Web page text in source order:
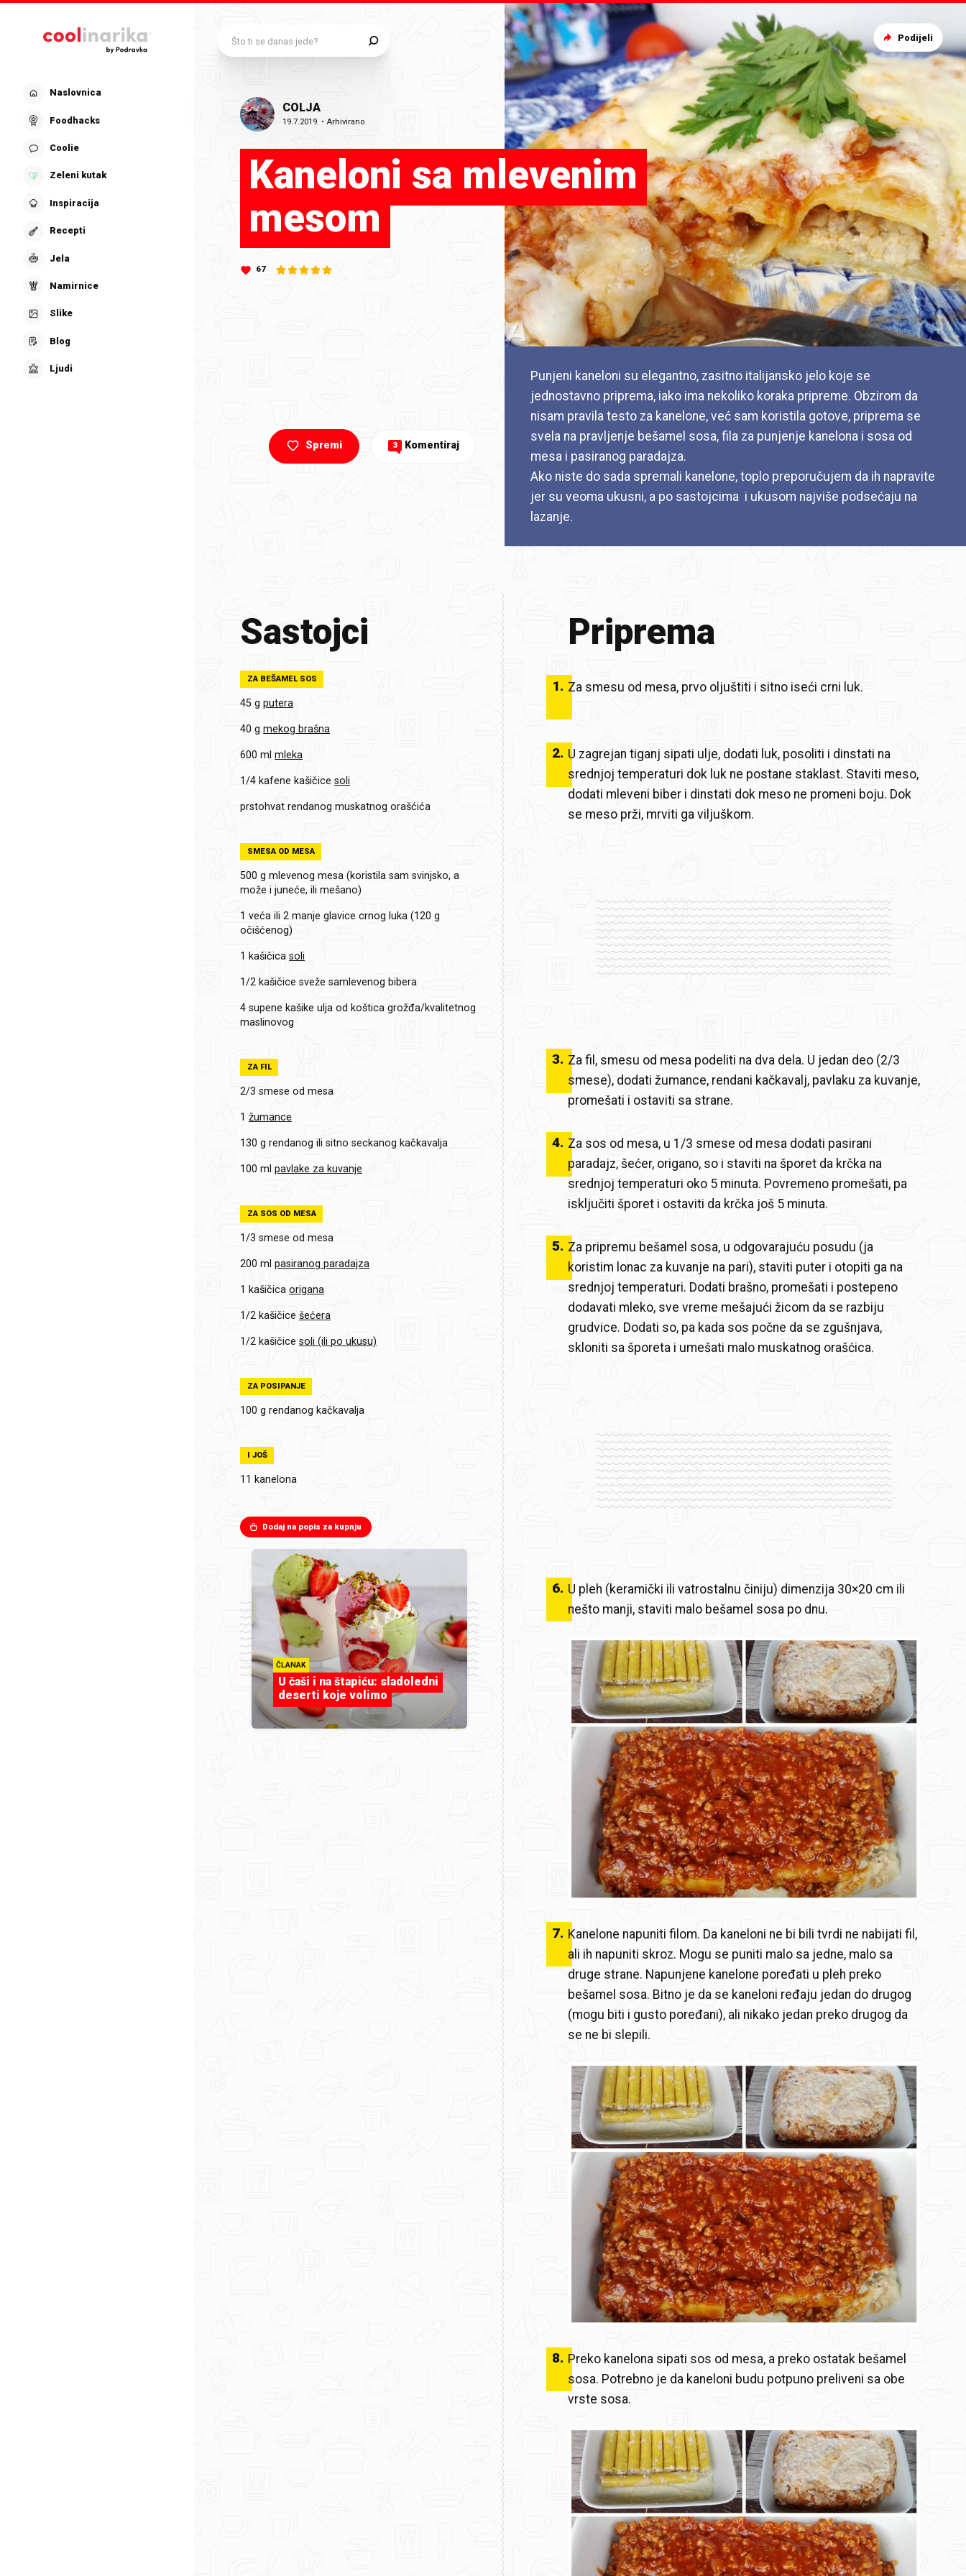
Naslovnica
Foodhacks
Coolie
Zeleni kutak
Inspiracija
Recepti
Jela
Namirnice
Slike
Blog
Ljudi
COLJA
19.7.2019. •Arhivirano
Kaneloni sa mlevenim
mesom
67
Punjeni kaneloni su elegantno, zasitno italijansko jelo koje se
jednostavno priprema, iako ima nekoliko koraka pripreme. Obzirom da
nisam pravila testo za kanelone, već sam koristila gotove, priprema se
svela na pravljenje bešamel sosa, fila za punjenje kanelona i sosa od
mesa i pasiranog paradajza.
Ako niste do sada spremali kanelone, toplo preporučujem da ih napravite
jer su veoma ukusni, a po sastojcima i ukusom najviše podsećaju na
lazanje.
Spremi 3 Komentiraj
Podijeli
Sastojci
ZA BEŠAMEL SOS
45 g putera
40 g mekog brašna
600 ml mleka
1/4 kafene kašičice soli
prstohvat rendanog muskatnog orašćića
SMESA OD MESA
500 g mlevenog mesa (koristila sam svinjsko, a
može i juneće, ili mešano)
1 veća ili 2 manje glavice crnog luka (120 g
očišćenog)
1 kašičica soli
1/2 kašičice sveže samlevenog bibera
4 supene kašike ulja od koštica grožđa/kvalitetnog
maslinovog
ZA FIL
2/3 smese od mesa
1 žumance
130 g rendanog ili sitno seckanog kačkavalja
100 ml pavlake za kuvanje
ZA SOS OD MESA
1/3 smese od mesa
200 ml pasiranog paradajza
1 kašičica origana
1/2 kašičice šećera
1/2 kašičice soli (ili po ukusu)
ZA POSIPANJE
100 g rendanog kačkavalja
I JOŠ
11 kanelona
Dodaj na popis za kupnju
ČLANAK
U čaši i na štapiću: sladoledni
deserti koje volimo
Priprema
1. Za smesu od mesa, prvo oljuštiti i sitno iseći crni luk.
2. U zagrejan tiganj sipati ulje, dodati luk, posoliti i dinstati na
srednjoj temperaturi dok luk ne postane staklast. Staviti meso,
dodati mleveni biber i dinstati dok meso ne promeni boju. Dok
se meso prži, mrviti ga viljuškom.
3. Za fil, smesu od mesa podeliti na dva dela. U jedan deo (2/3
smese), dodati žumance, rendani kačkavalj, pavlaku za kuvanje,
promešati i ostaviti sa strane.
4. Za sos od mesa, u 1/3 smese od mesa dodati pasirani
paradajz, šećer, origano, so i staviti na šporet da krčka na
srednjoj temperaturi oko 5 minuta. Povremeno promešati, pa
isključiti šporet i ostaviti da krčka još 5 minuta.
5. Za pripremu bešamel sosa, u odgovarajuću posudu (ja
koristim lonac za kuvanje na pari), staviti puter i otopiti ga na
srednjoj temperaturi. Dodati brašno, promešati i postepeno
dodavati mleko, sve vreme mešajući žicom da se razbiju
grudvice. Dodati so, pa kada sos počne da se zgušnjava,
skloniti sa šporeta i umešati malo muskatnog orašćica.
6. U pleh (keramički ili vatrostalnu činiju) dimenzija 30×20 cm ili
nešto manji, staviti malo bešamel sosa po dnu.
7. Kanelone napuniti filom. Da kaneloni ne bi bili tvrdi ne nabijati fil,
ali ih napuniti skroz. Mogu se puniti malo sa jedne, malo sa
druge strane. Napunjene kanelone poređati u pleh preko
bešamel sosa. Bitno je da se kaneloni ređaju jedan do drugog
(mogu biti i gusto poređani), ali nikako jedan preko drugog da
se ne bi slepili.
8. Preko kanelona sipati sos od mesa, a preko ostatak bešamel
sosa. Potrebno je da kaneloni budu potpuno preliveni sa obe
vrste sosa.
Što ti se danas jede?